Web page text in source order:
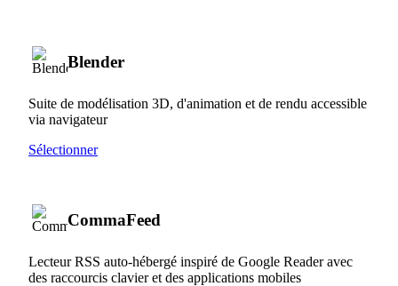
Blender
Suite de modélisation 3D, d'animation et de rendu accessible
via navigateur
Sélectionner
CommaFeed
Lecteur RSS auto-hébergé inspiré de Google Reader avec
des raccourcis clavier et des applications mobiles